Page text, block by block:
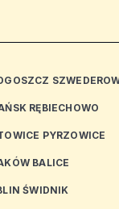
RĘBIECHOWO
PYRZOWICE
BALICE
ŚWIDNIK